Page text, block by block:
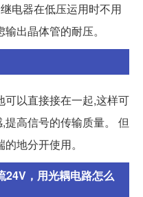
电器在低压运用时不用
出晶体管的耐压。
以直接接在一起,这样可
高信号的传输质量。 但
地分开使用。
24V，用光耦电路怎么